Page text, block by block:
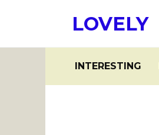
LOVELY
INTERESTING